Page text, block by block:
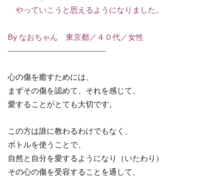
やっていこうと思えるようになりました。
By なおちゃん 東京都／４０代／女性
————————————–
心の傷を癒すためには、
まずその傷を認めて、それを感じて、
愛することがとても大切です。
この方は誰に教わるわけでもなく、
ボトルを使うことで、
自然と自分を愛するようになり（いたわり）
その心の傷を受容することを通して、